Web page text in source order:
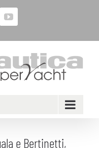
YouTube
e Bertinetti,